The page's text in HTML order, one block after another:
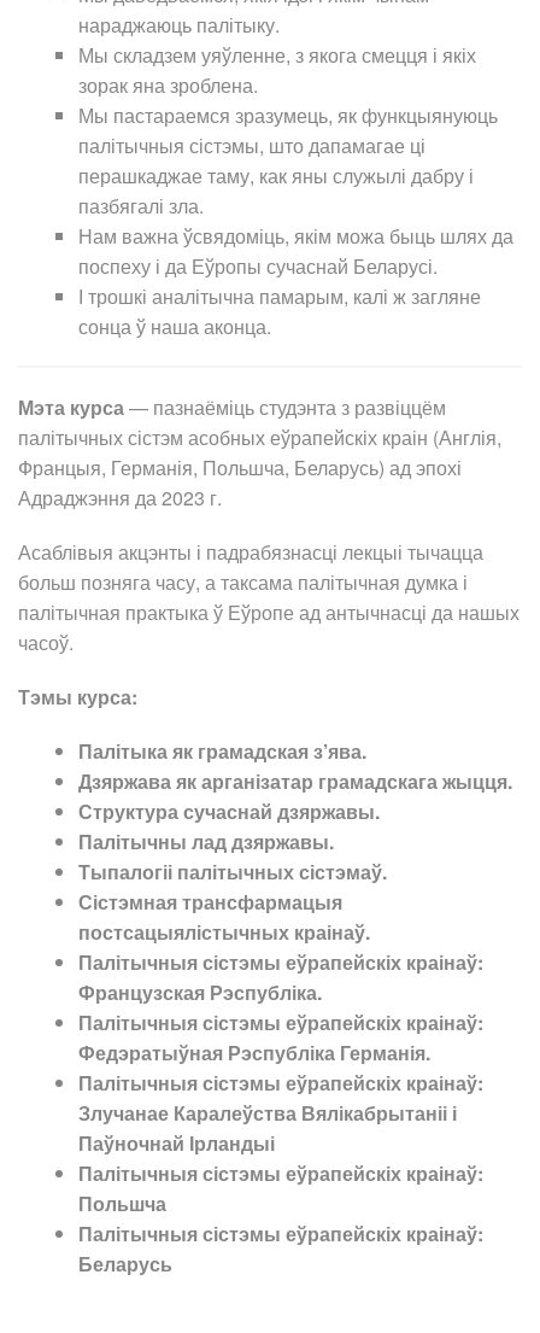
нараджаюць палітыку.
Мы складзем уяўленне, з якога смецця і якіх
зорак яна зроблена.
Мы пастараемся зразумець, як функцыянуюць
палітычныя сістэмы, што дапамагае ці
перашкаджае таму, как яны служылі дабру і
пазбягалі зла.
Нам важна ўсвядоміць, якім можа быць шлях да
поспеху і да Еўропы сучаснай Беларусі.
І трошкі аналітычна памарым, калі ж загляне
сонца ў наша аконца.
Мэта курса— пазнаёміць студэнта з развіццём
палітычных сістэм асобных еўрапейскіх краін (Англія,
Францыя, Германія, Польшча, Беларусь) ад эпохі
Адраджэння да 2023 г.
Асаблівыя акцэнты і падрабязнасці лекцыі тычацца
больш позняга часу, а таксама палітычная думка і
палітычная практыка ў Еўропе ад антычнасці да нашых
часоў.
Тэмы курса:
Палітыка як грамадская з’ява.
Дзяржава як арганізатар грамадскага жыцця.
Структура сучаснай дзяржавы.
Палітычны лад дзяржавы.
Тыпалогіі палітычных сістэмаў.
Сістэмная трансфармацыя
постсацыялістычных краінаў.
Палітычныя сістэмы еўрапейскіх краінаў:
Французская Рэспубліка.
Палітычныя сістэмы еўрапейскіх краінаў:
Федэратыўная Рэспубліка Германія.
Палітычныя сістэмы еўрапейскіх краінаў:
Злучанае Каралеўства Вялікабрытаніі і
Паўночнай Ірландыі
Палітычныя сістэмы еўрапейскіх краінаў:
Польшча
Палітычныя сістэмы еўрапейскіх краінаў:
Беларусь